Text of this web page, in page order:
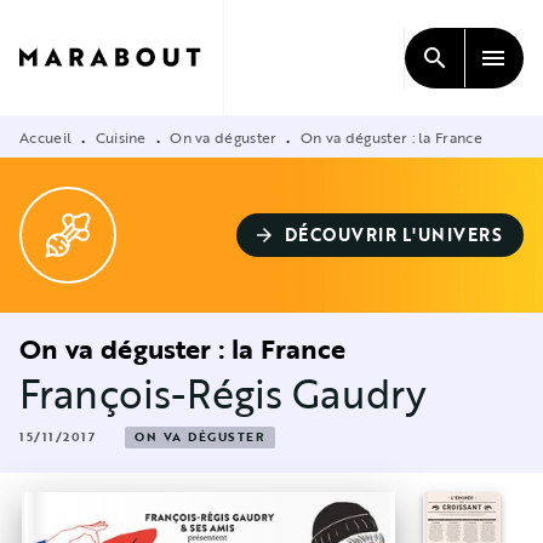
CONTENU
search menu
Accueil • Cuisine • On va déguster • On va déguster : la France
arrow_forward DÉCOUVRIR L'UNIVERS
On va déguster : la France
François-Régis Gaudry
15/11/2017 ON VA DÉGUSTER